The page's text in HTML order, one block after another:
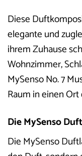
Diese
elegante und
ihrem Zuhause
Wohnzimmer,
MySenso No. 7
Raum in einen
Die MySenso
Die MySenso